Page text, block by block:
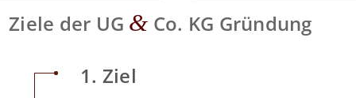
Ziele der UG & Co. KG Gründung
1. Ziel